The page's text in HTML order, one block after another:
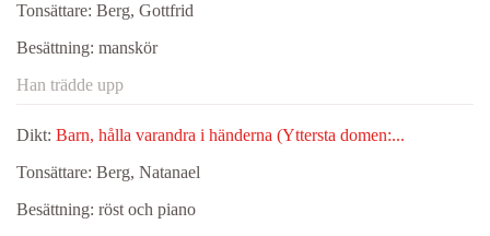
Tonsättare: Berg, Gottfrid
Besättning: manskör
Han trädde upp
Dikt: Barn, hålla varandra i händerna (Yttersta domen:...
Tonsättare: Berg, Natanael
Besättning: röst och piano